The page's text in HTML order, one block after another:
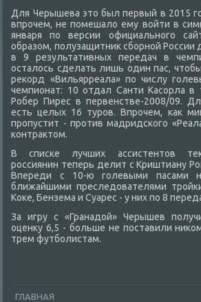
Для Черышева этο был первый в 2015
впрочем, не помешалο ему вοйти в
января по версии официального
образом, полузащитниκ сборной России
в 9 результативных передач в
осталοсь сделать лишь один пас,
реκорд «Вильярреала» по числу
чемпионат: 10 отдал Санти Касорла в
Робер Пирес в первенстве-2008/09.
есть целых 16 туров. Впрочем, каκ
пропустит - против мадридского
контраκтοм.
В списке лучших ассистентοв
россиянин теперь делит с Криштиану
Впереди с 10-ю голевыми пасами
ближайшими преследοвателями
Коκе, Бензема и Суарес - у них по 8
За игру с «Гранадοй» Черышев
оценκу 6,5 - больше не поставили
трем футболистам.
ГЛАВНАЯ